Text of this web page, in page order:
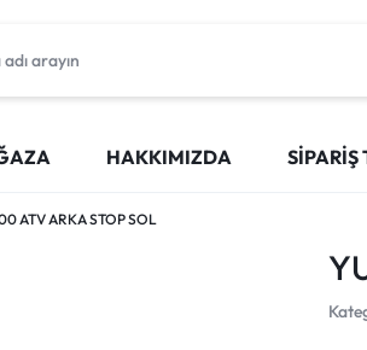
HAKKIMIZDA SIPARIŞ
ATV ARKA STOP SOL